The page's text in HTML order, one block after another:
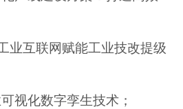
业互联网赋能工业技改提级
视化数字孪生技术；